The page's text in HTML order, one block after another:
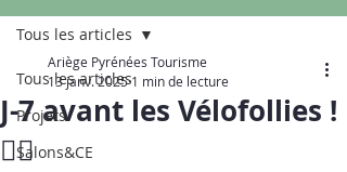
Tous les articles
Projets
Salons&CE
Tous les articles
J-7 avant les Vélofollies !
🚴‍♂️
Ariège Pyrénées Tourisme
13 janv. 2025 1 min de lecture